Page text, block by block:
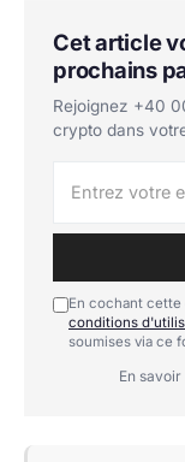
Cet article
prochains
Rejoignez +40
crypto dans
En cochant
conditions
soumises via ce
En